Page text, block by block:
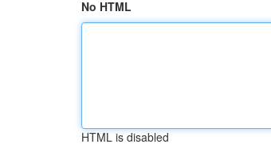
No HTML
HTML is disabled